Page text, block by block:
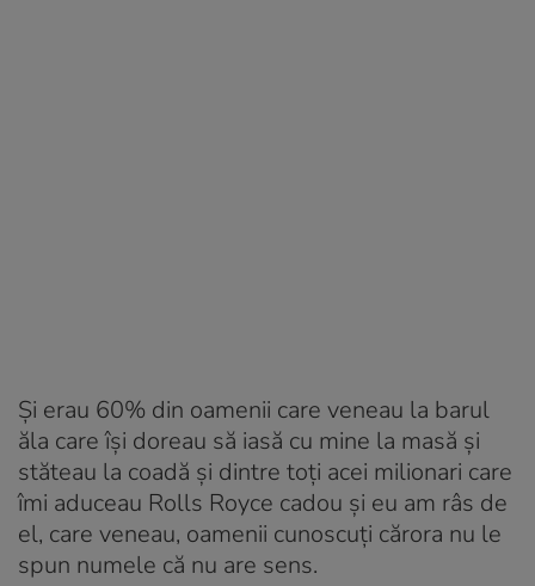
Și erau 60% din oamenii care veneau la barul
ăla care își doreau să iasă cu mine la masă și
stăteau la coadă și dintre toți acei milionari care
îmi aduceau Rolls Royce cadou și eu am râs de
el, care veneau, oamenii cunoscuți cărora nu le
spun numele că nu are sens.